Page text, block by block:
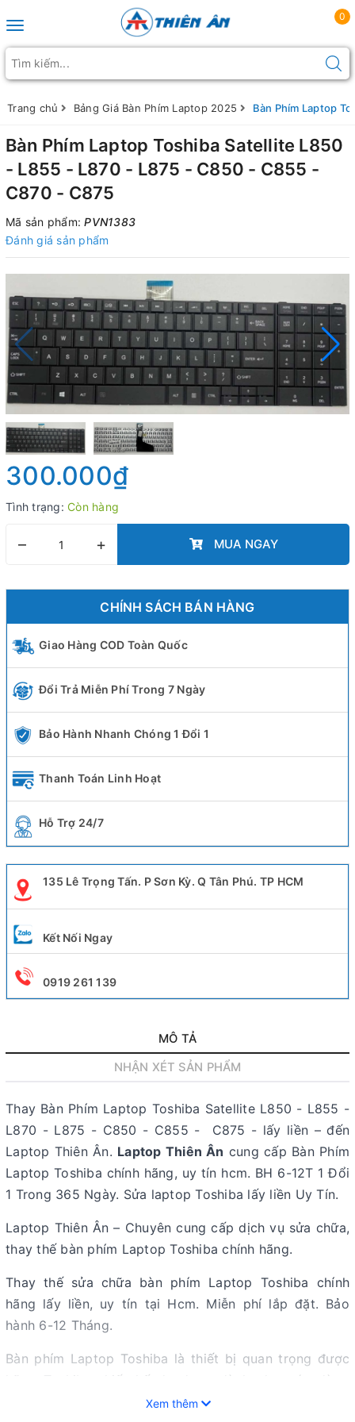
Toggle navigation
0
Trang chủ Bảng Giá Bàn Phím Laptop 2025 Bàn Phím Laptop
Bàn Phím Laptop Toshiba Satellite L850
- L855 - L870 - L875 - C850 - C855 -
C870 - C875
Mã sản phẩm:PVN1383
Đánh giá sản phẩm
300.000₫
Tình trạng: Còn hàng
– + MUA NGAY
CHÍNH SÁCH BÁN HÀNG
Giao Hàng COD Toàn Quốc
Đổi Trả Miễn Phí Trong 7 Ngày
Bảo Hành Nhanh Chóng 1 Đổi 1
Thanh Toán Linh Hoạt
Hỗ Trợ 24/7
135 Lê Trọng Tấn. P Sơn Kỳ. Q Tân Phú. TP HCM
Kết Nối Ngay
0919 261 139
MÔ TẢ
NHẬN XÉT SẢN PHẨM
Thay Bàn Phím Laptop Toshiba Satellite L850 - L855 -
L870 - L875 - C850 - C855 - C875 - lấy liền – đến
Laptop Thiên Ân. Laptop Thiên Ân cung cấp Bàn Phím
Laptop Toshiba chính hãng, uy tín hcm. BH 6-12T 1 Đổi
1 Trong 365 Ngày. Sửa laptop Toshiba lấy liền Uy Tín.
Laptop Thiên Ân – Chuyên cung cấp dịch vụ sửa chữa,
thay thế bàn phím Laptop Toshiba chính hãng.
Thay thế sửa chữa bàn phím Laptop Toshiba chính
hãng lấy liền, uy tín tại Hcm. Miễn phí lắp đặt. Bảo
hành 6-12 Tháng.
Bàn phím Laptop Toshiba là thiết bị quan trọng được
hãng Toshiba thiết kế đa dạng dành cho các dòng
laptop từ phổ thông, đến doanh nhân cao cấp. Tùy
Xem thêm